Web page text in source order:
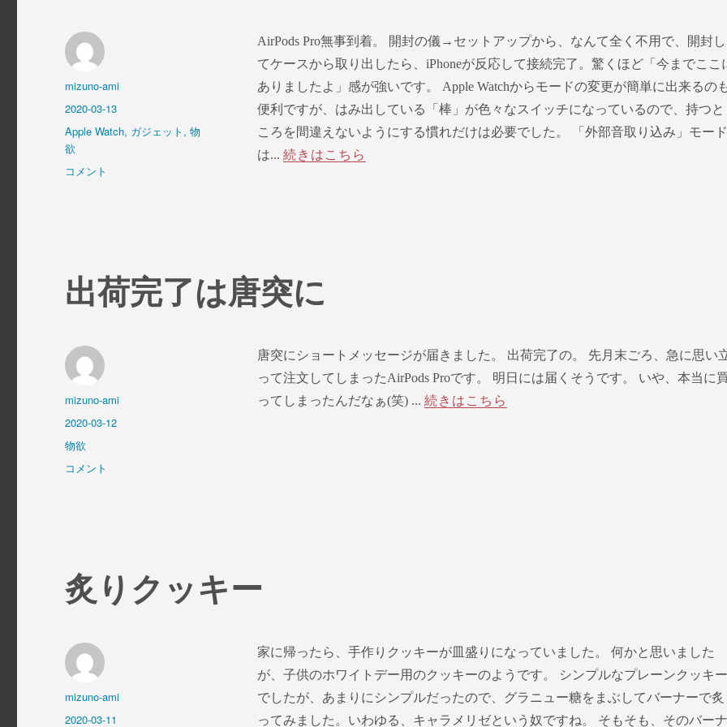
に
AirPods Pro無事到着。 開封の儀→セットアップから、なんて全く不用で、開封し
てケースから取り出したら、iPhoneが反応して接続完了。驚くほど「今までここ
ありましたよ」感が強いです。 Apple Watchからモードの変更が簡単に出来るの
便利ですが、はみ出している「棒」が色々なスイッチになっているので、持つと
ころを間違えないようにする慣れだけは必要でした。 「外部音取り込み」モード
は... 続きはこちら
投
稿
mizuno-ami
投
稿
日:
2020-03-13
カ
テ
ゴ
Apple Watch, ガジェット ,物
欲
AirPods
コメント
出荷完了は唐突に
唐突にショートメッセージが届きました。 出荷完了の。 先月末ごろ、急に思い
って注文してしまったAirPods Proです。 明日には届くそうです。 いや、本当に
ってしまったんだなぁ(笑) ... 続きはこちら
投
稿
mizuno-ami
投
稿
日:
2020-03-12
カ
テ
物欲
出
に
に
コメント
炙りクッキー
家に帰ったら、手作りクッキーが皿盛りになっていました。 何かと思いました
が、子供のホワイトデー用のクッキーのようです。 シンプルなプレーンクッキー
でしたが、あまりにシンプルだったので、グラニュー糖をまぶしてバーナーで炙
ってみました。いわゆる、キャラメリゼという奴ですね。 そもそも、そのバーナ
投
稿
mizuno-ami
投
2020-03-11